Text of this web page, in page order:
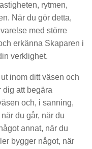
rytmen,
När du gör detta,
med större
erkänna Skaparen i
verklighet.
inom ditt väsen och
dig att begära
och, i sanning,
du går, när du
annat, när du
bygger något, när